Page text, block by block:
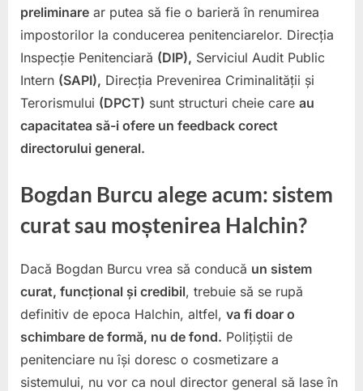
preliminare ar putea să fie o barieră în renumirea
impostorilor la conducerea penitenciarelor. Direcția
Inspecție Penitenciară (DIP), Serviciul Audit Public
Intern (SAPI), Direcția Prevenirea Criminalității și
Terorismului (DPCT) sunt structuri cheie care au
capacitatea să-i ofere un feedback corect
directorului general.
Bogdan Burcu alege acum: sistem
curat sau moștenirea Halchin?
Dacă Bogdan Burcu vrea să conducă un sistem
curat, funcțional și credibil, trebuie să se rupă
definitiv de epoca Halchin, altfel, va fi doar o
schimbare de formă, nu de fond. Polițiștii de
penitenciare nu își doresc o cosmetizare a
sistemului, nu vor ca noul director general să lase în